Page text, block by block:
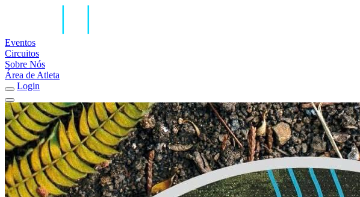
Eventos
Circuitos
Sobre Nós
Área de Atleta
Login